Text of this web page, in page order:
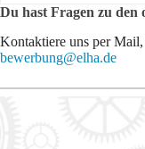
Orientierung für
Kennenlernen
Interesse am
Benötigte
Du hast Fragen zu den
Kontaktiere uns per
bewerbung@elha.de